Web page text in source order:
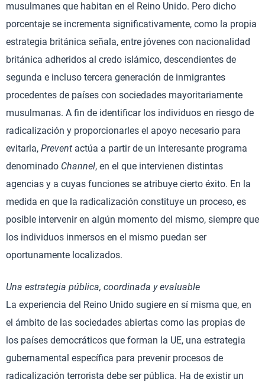
musulmanes que habitan en el Reino Unido. Pero dicho
porcentaje se incrementa significativamente, como la propia
estrategia británica señala, entre jóvenes con nacionalidad
británica adheridos al credo islámico, descendientes de
segunda e incluso tercera generación de inmigrantes
procedentes de países con sociedades mayoritariamente
musulmanas. A fin de identificar los individuos en riesgo de
radicalización y proporcionarles el apoyo necesario para
evitarla, Prevent actúa a partir de un interesante programa
denominado Channel, en el que intervienen distintas
agencias y a cuyas funciones se atribuye cierto éxito. En la
medida en que la radicalización constituye un proceso, es
posible intervenir en algún momento del mismo, siempre que
los individuos inmersos en el mismo puedan ser
oportunamente localizados.
Una estrategia pública, coordinada y evaluable
La experiencia del Reino Unido sugiere en sí misma que, en
el ámbito de las sociedades abiertas como las propias de
los países democráticos que forman la UE, una estrategia
gubernamental específica para prevenir procesos de
radicalización terrorista debe ser pública. Ha de existir un